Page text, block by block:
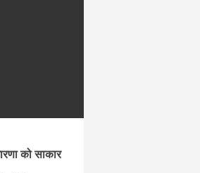
को साकार